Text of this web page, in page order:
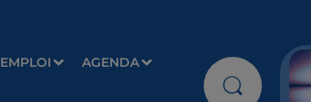
EMPLOI AGENDA